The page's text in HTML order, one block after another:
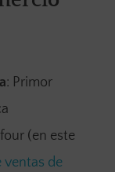
: Primor
(en este
ventas de